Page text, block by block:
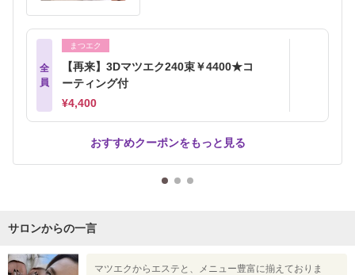
全
員
まつエク
【再来】3Dマツエク240束￥4400★コ
ーティング付
¥4,400
おすすめクーポンをもっと見る
サロンからの一言
マツエクからエステと、メニュー豊富に揃えておりま